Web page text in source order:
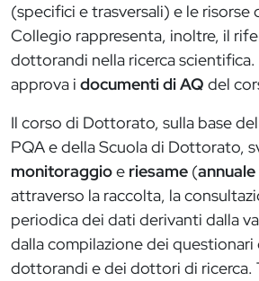
(specifici e trasversali) e le risorse
Collegio rappresenta, inoltre, il
dottorandi nella ricerca
approva i documenti di AQ del
Il corso di Dottorato, sulla base
PQA e della Scuola di Dottorato,
monitoraggioe riesame (annuale
attraverso la raccolta, la
periodica dei dati derivanti dalla
dalla compilazione dei questionari
dottorandi e dei dottori di ricerca.